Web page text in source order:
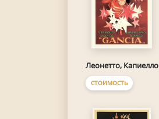
Леонетто, Капиелло
СТОИМОСТЬ